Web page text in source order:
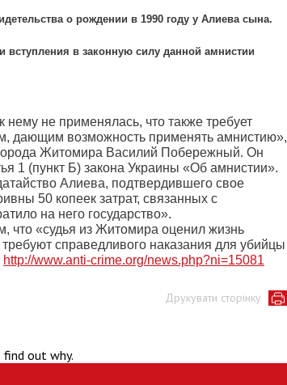
о рождении в 1990 году у Алиева сына.
вступления в законную силу данной амнистии
не применялась, что также требует
дающим возможность применять амнистию»,
города Житомира Василий Побережный. Он
1 (пункт Б) закона Украины «Об амнистии».
Алиева, подтвердившего свое
50 копеек затрат, связанных с
на него государство».
что «судья из Житомира оценил жизнь
справедливого наказания для убийцы
http://www.anti-crime.org/news.php?ni=15081
Друкувати сторінку
out why.